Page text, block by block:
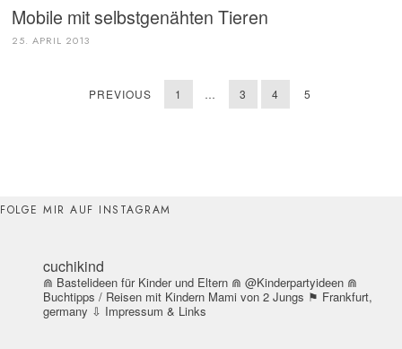
Mobile mit selbstgenähten Tieren
25. APRIL 2013
PREVIOUS 1 … 3 4 5
FOLGE MIR AUF INSTAGRAM
cuchikind
⋒ Bastelideen für Kinder und Eltern ⋒ @Kinderpartyideen ⋒
Buchtipps / Reisen mit Kindern Mami von 2 Jungs ⚑ Frankfurt,
germany ⇩ Impressum & Links